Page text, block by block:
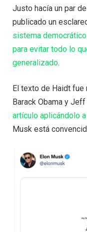
Justo hacía un par
publicado un
sistema
para evitar todo lo
generalizado.
El texto de Haidt
Barack Obama y
artículo aplicándolo
Musk está